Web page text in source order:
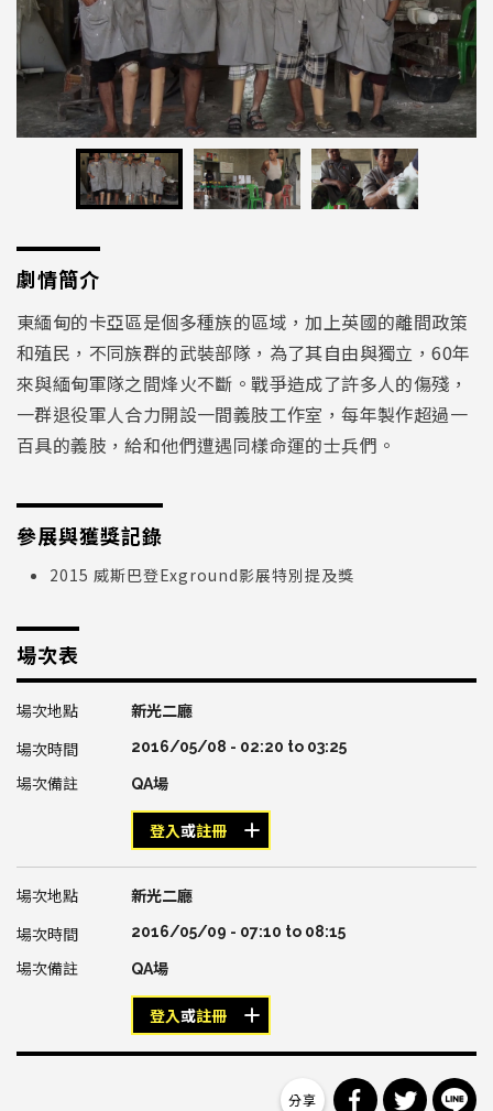
劇情簡介
東緬甸的卡亞區是個多種族的區域，加上英國的離間政策
和殖民，不同族群的武裝部隊，為了其自由與獨立，60年
來與緬甸軍隊之間烽火不斷。戰爭造成了許多人的傷殘，
一群退役軍人合力開設一間義肢工作室，每年製作超過一
百具的義肢，給和他們遭遇同樣命運的士兵們。
參展與獲獎記錄
2015 威斯巴登Exground影展特別提及獎
場次表
新光二廳
2016/05/08 - 02:20 to 03:25
QA場
登入或註冊
新光二廳
2016/05/09 - 07:10 to 08:15
QA場
登入或註冊
分享到分享到